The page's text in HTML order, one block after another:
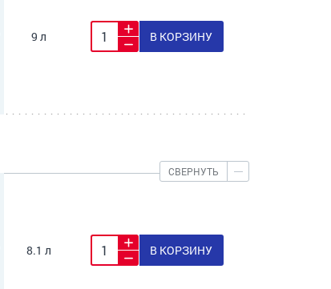
9 л В КОРЗИНУ
СВЕРНУТЬ
8.1 л В КОРЗИНУ